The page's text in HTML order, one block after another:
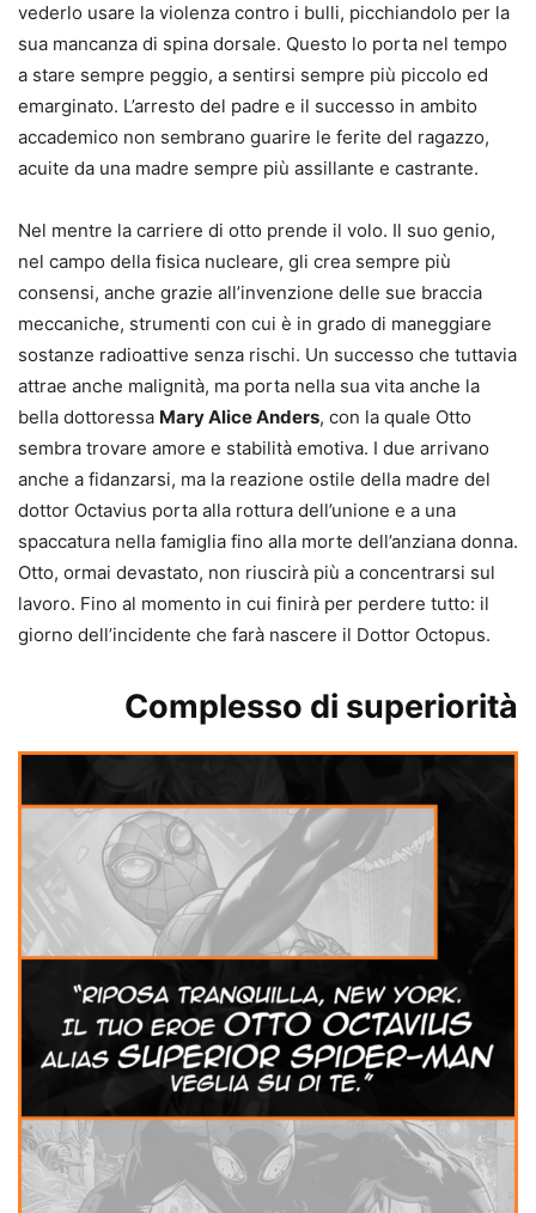
vederlo usare la violenza contro i bulli, picchiandolo per la
sua mancanza di spina dorsale. Questo lo porta nel tempo
a stare sempre peggio, a sentirsi sempre più piccolo ed
emarginato. L’arresto del padre e il successo in ambito
accademico non sembrano guarire le ferite del ragazzo,
acuite da una madre sempre più assillante e castrante.
Nel mentre la carriere di otto prende il volo. Il suo genio,
nel campo della fisica nucleare, gli crea sempre più
consensi, anche grazie all’invenzione delle sue braccia
meccaniche, strumenti con cui è in grado di maneggiare
sostanze radioattive senza rischi. Un successo che tuttavia
attrae anche malignità, ma porta nella sua vita anche la
bella dottoressa Mary Alice Anders, con la quale Otto
sembra trovare amore e stabilità emotiva. I due arrivano
anche a fidanzarsi, ma la reazione ostile della madre del
dottor Octavius porta alla rottura dell’unione e a una
spaccatura nella famiglia fino alla morte dell’anziana donna.
Otto, ormai devastato, non riuscirà più a concentrarsi sul
lavoro. Fino al momento in cui finirà per perdere tutto: il
giorno dell’incidente che farà nascere il Dottor Octopus.
Complesso di superiorità